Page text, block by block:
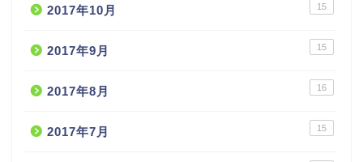
2017年10月 15
2017年9月 15
2017年8月 16
2017年7月 15